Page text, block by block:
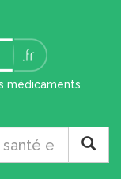
médicaments